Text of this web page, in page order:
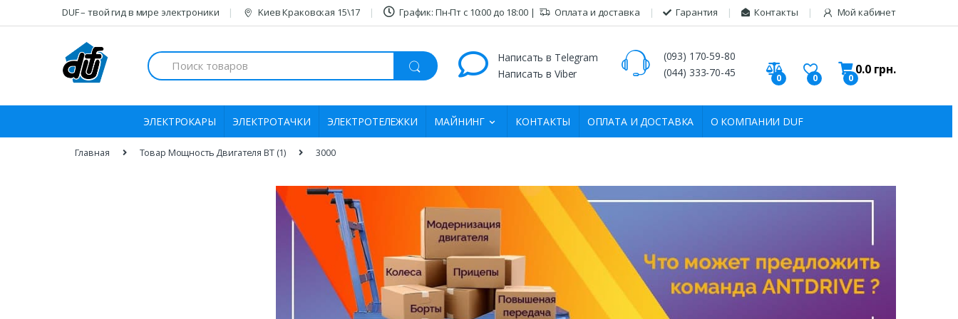
to
to
DUF – твой гид в мире электроники Kиeв Краковская 15\17 График: Пн-Пт c 10:00 дo 18:00 | Оплата и доставка Гарантия Контакты Мой кабинет
Search
for:
Написать в Telegram
Написать в Viber
(093) 170-59-80
(044) 333-70-45
0 0 0
0.0 грн.
ЭЛЕКТРОКАРЫ ЭЛЕКТРОТАЧКИ ЭЛЕКТРОТЕЛЕЖКИ МАЙНИНГ КОНТАКТЫ ОПЛАТА И ДОСТАВКА О КОМПАНИИ DUF
Главная Товар Мощность Двигателя ВТ (1) 3000